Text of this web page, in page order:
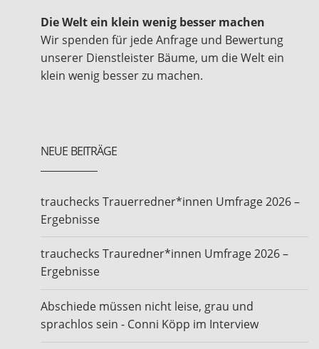
Die Welt ein klein wenig besser machen
Wir spenden für jede Anfrage und Bewertung
unserer Dienstleister Bäume, um die Welt ein
klein wenig besser zu machen.
NEUE BEITRÄGE
trauchecks Trauerredner*innen Umfrage 2026 –
Ergebnisse
trauchecks Trauredner*innen Umfrage 2026 –
Ergebnisse
Abschiede müssen nicht leise, grau und
sprachlos sein - Conni Köpp im Interview